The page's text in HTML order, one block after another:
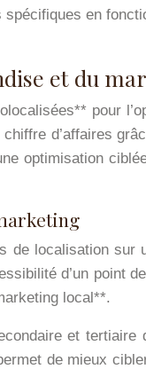
en
et du
pour
d’affaires
optimisation
de localisation
d’un point
local**.
et
de mieux